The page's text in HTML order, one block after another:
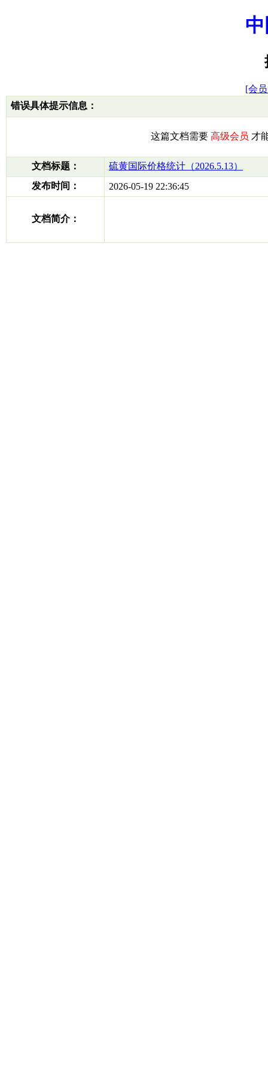
[会
错误具体提示信息：
这篇文档需要 高级会员 才
文档标题：
硫黄国际价格统计（2026.5.13）
发布时间：
2026-05-19 22:36:45
文档简介：